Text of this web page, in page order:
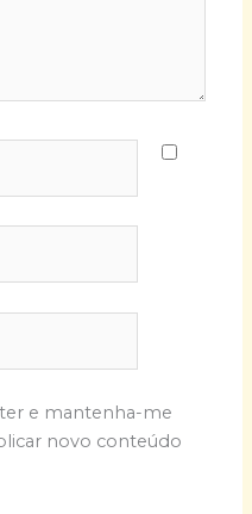
e mantenha-me
novo conteúdo